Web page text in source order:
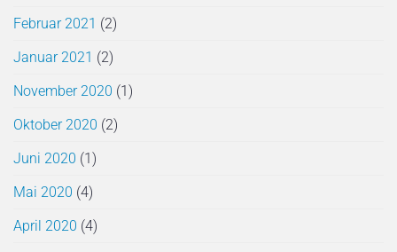
Februar 2021 (2)
Januar 2021 (2)
November 2020 (1)
Oktober 2020 (2)
Juni 2020 (1)
Mai 2020 (4)
April 2020 (4)